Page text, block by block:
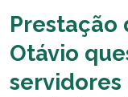
Prestação
Otávio